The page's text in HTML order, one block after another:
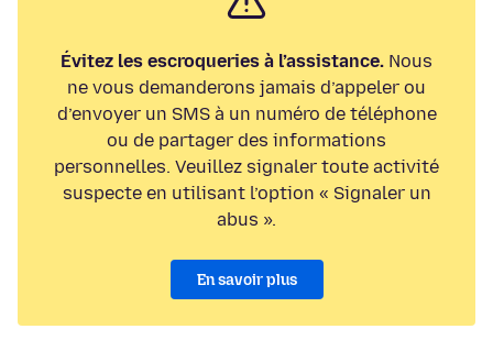
Évitez les escroqueries à l’assistance. Nous
ne vous demanderons jamais d’appeler ou
d’envoyer un SMS à un numéro de téléphone
ou de partager des informations
personnelles. Veuillez signaler toute activité
suspecte en utilisant l’option « Signaler un
abus ».
En savoir plus